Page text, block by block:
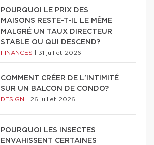
POURQUOI LE PRIX DES
MAISONS RESTE-T-IL LE MÊME
MALGRÉ UN TAUX DIRECTEUR
STABLE OU QUI DESCEND?
FINANCES 31 juillet 2026
COMMENT CRÉER DE L'INTIMITÉ
SUR UN BALCON DE CONDO?
DESIGN 26 juillet 2026
POURQUOI LES INSECTES
ENVAHISSENT CERTAINES